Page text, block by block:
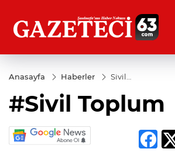
Anasayfa Haberler
Sivil
#Sivil Toplum